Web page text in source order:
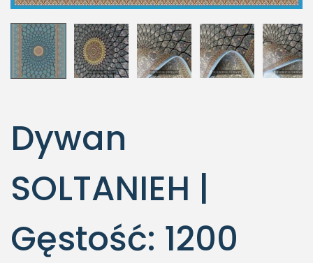
Dywan
SOLTANIEH |
Gęstość: 1200